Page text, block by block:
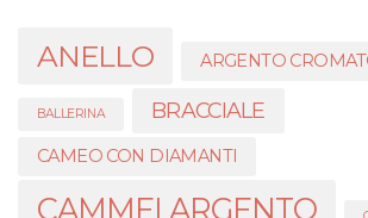
ANELLO ARGENTO
BALLERINA BRACCIALE
CAMEO CON DIAMANTI
CAMMEI ARGENTO